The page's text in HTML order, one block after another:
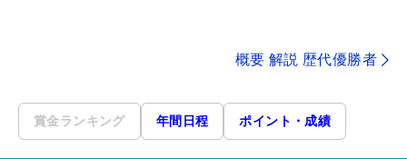
概要 解説 歴代優勝者
賞金ランキング 年間日程 ポイント・成績